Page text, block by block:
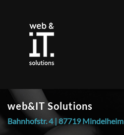
web&IT Solutions
Bahnhofstr. 4 | 87719 Mindelheim